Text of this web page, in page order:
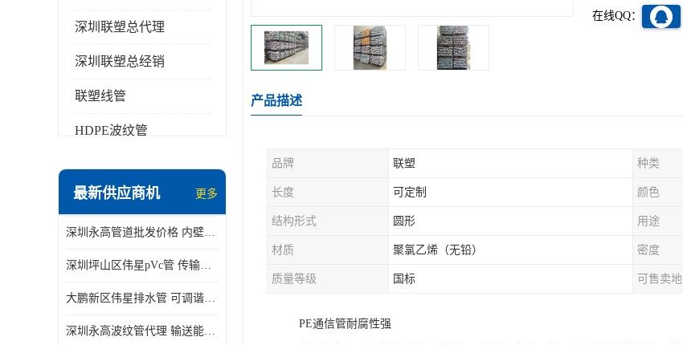
深圳联塑总代理
深圳联塑总经销
联塑线管
HDPE波纹管
最新供应商机 更多
深圳永高管道批发价格 内壁光滑 抗震性能好
深圳坪山区伟星pVc管 传输损耗小 频率稳定性好
大鹏新区伟星排水管 可调谐性好 大功率 效率高
深圳永高波纹管代理 输送能力强 可以承受高温
在线QQ：
产品描述
品牌 联塑 种类
长度 可定制 颜色
结构形式 圆形 用途
材质 聚氯乙烯（无铅） 密度
质量等级 国标 可售卖地
PE通信管耐腐性强